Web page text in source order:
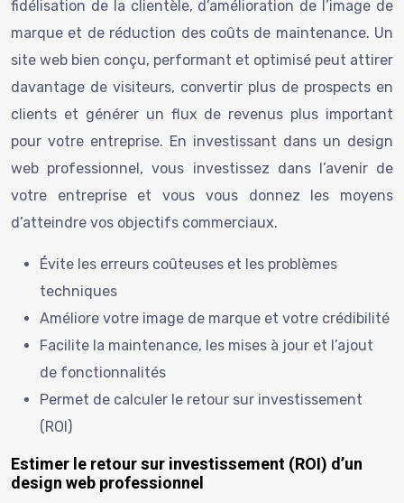
fidélisation de la clientèle, d’amélioration de l’image de
marque et de réduction des coûts de maintenance. Un
site web bien conçu, performant et optimisé peut attirer
davantage de visiteurs, convertir plus de prospects en
clients et générer un flux de revenus plus important
pour votre entreprise. En investissant dans un design
web professionnel, vous investissez dans l’avenir de
votre entreprise et vous vous donnez les moyens
d’atteindre vos objectifs commerciaux.
Évite les erreurs coûteuses et les problèmes
techniques
Améliore votre image de marque et votre crédibilité
Facilite la maintenance, les mises à jour et l’ajout
de fonctionnalités
Permet de calculer le retour sur investissement
(ROI)
Estimer le retour sur investissement (ROI) d’un
design web professionnel